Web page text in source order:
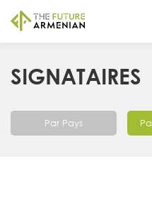
SIGNATAIRES
Par Pays